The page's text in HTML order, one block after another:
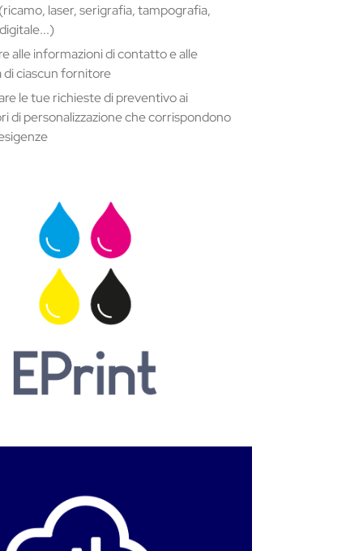
laser, serigrafia, tampografia,
alle informazioni di contatto e alle
di ciascun fornitore
le tue richieste di preventivo ai
di personalizzazione che corrispondono